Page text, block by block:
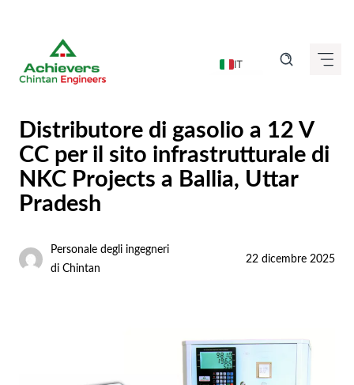
contenuto
IT
FR
KN
TE
AR
Distributore di gasolio a 12 V
CC per il sito infrastrutturale di
NKC Projects a Ballia, Uttar
Pradesh
Personale degli ingegneri
di Chintan
22 dicembre 2025